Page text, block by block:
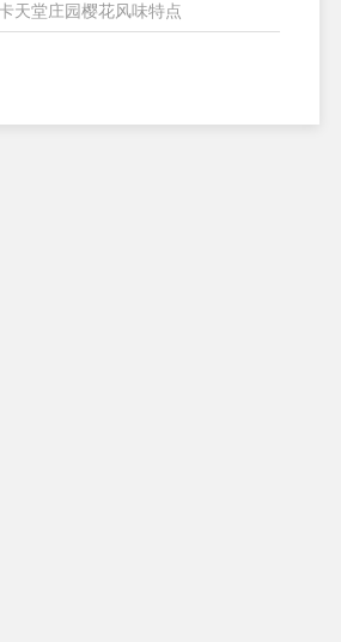
天堂庄园樱花风味特点